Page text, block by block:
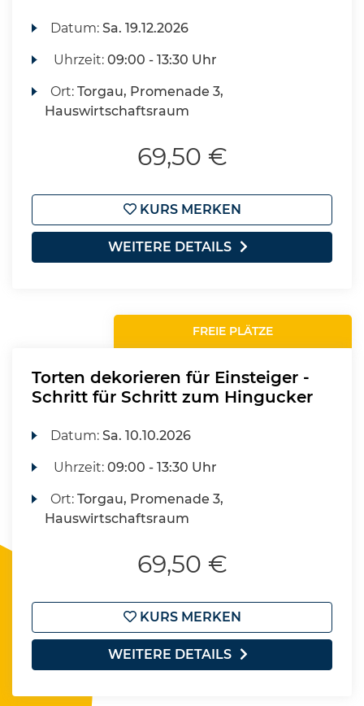
Datum:Sa. 19.12.2026
Uhrzeit:09:00 - 13:30 Uhr
Ort:Torgau, Promenade 3,
Hauswirtschaftsraum
69,50 €
KURS MERKEN
WEITERE DETAILS
FREIE PLÄTZE
Torten dekorieren für Einsteiger -
Schritt für Schritt zum Hingucker
Datum:Sa. 10.10.2026
Uhrzeit:09:00 - 13:30 Uhr
Ort:Torgau, Promenade 3,
Hauswirtschaftsraum
69,50 €
KURS MERKEN
WEITERE DETAILS